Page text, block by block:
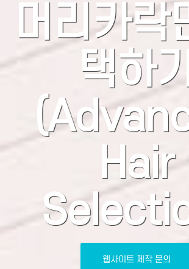
머리카락
택하기
Hair
웹사이트 제작 문의